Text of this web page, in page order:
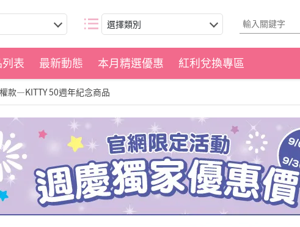
選擇類別
表 最新動態 本月精選優惠 紅利兌換專區
款—KITTY 50週年紀念商品